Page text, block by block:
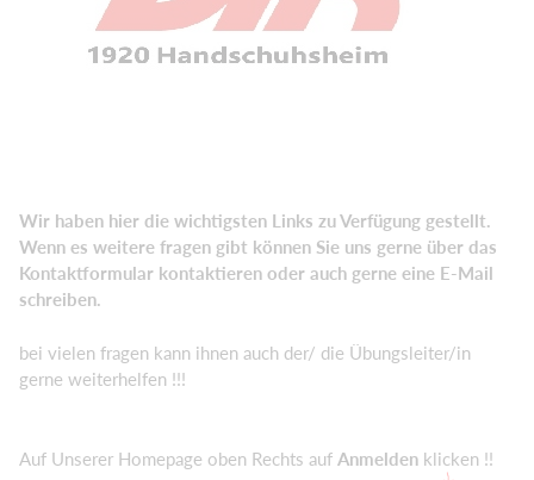
Wir haben hier die wichtigsten Links zu Verfügung gestellt.
Wenn es weitere fragen gibt können Sie uns gerne über das
Kontaktformular kontaktieren oder auch gerne eine E-Mail
schreiben.
bei vielen fragen kann ihnen auch der/ die Übungsleiter/in
gerne weiterhelfen !!!
Auf Unserer Homepage oben Rechts auf Anmelden klicken !!